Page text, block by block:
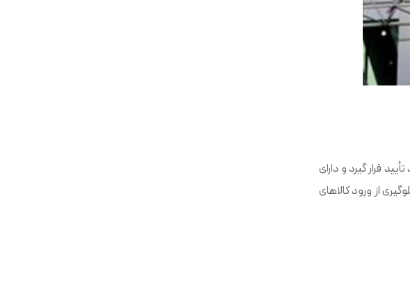
قرار گیرد و دارای
از ورود کالاهای